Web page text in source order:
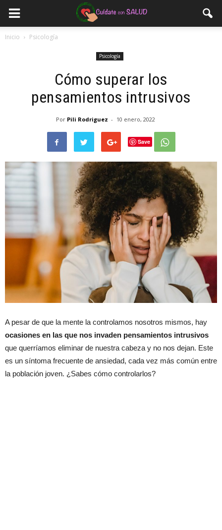
Inicio Psicología
Psicología
Cómo superar los
pensamientos intrusivos
Por Pili Rodriguez - 10 enero, 2022
Save
A pesar de que la mente la controlamos nosotros mismos, hay
ocasiones en las que nos invaden pensamientos intrusivos
que querríamos eliminar de nuestra cabeza y no nos dejan. Este
es un síntoma frecuente de ansiedad, cada vez más común entre
la población joven. ¿Sabes cómo controlarlos?